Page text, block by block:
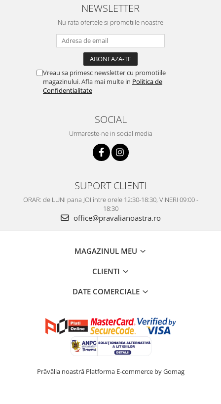
NEWSLETTER
Nu rata ofertele si promotiile noastre
Vreau sa primesc newsletter cu promotiile
magazinului. Afla mai multe in Politica de
Confidentialitate
SOCIAL
Urmareste-ne in social media
SUPORT CLIENTI
ORAR: de LUNI pana JOI intre orele 12:30-18:30, VINERI 09:00 -
18:30
office@pravalianoastra.ro
MAGAZINUL MEU
CLIENTI
DATE COMERCIALE
Prăvălia noastră Platforma E-commerce by Gomag